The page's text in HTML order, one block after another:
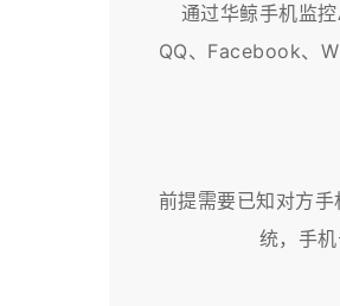
通过华鲸手机监
QQ、Facebook、
前提需要已知对方
统，手